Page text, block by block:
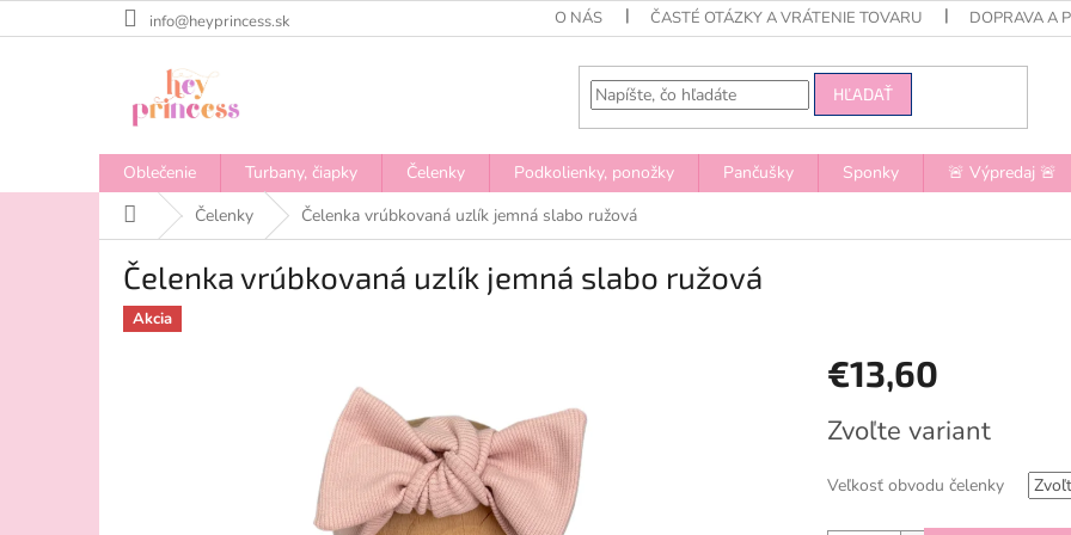
na
info@heyprincess.sk O NÁS ČASTÉ OTÁZKY A VRÁTENIE TOVARU DOPRAVA A
HĽADAŤ
Oblečenie Turbany, čiapky Čelenky Podkolienky, ponožky Pančušky Sponky 🚨 Výpredaj 🚨
DomovČelenky Čelenka vrúbkovaná uzlík jemná slabo ružová
Čelenka vrúbkovaná uzlík jemná slabo ružová
Akcia
€13,60
cena:
Zvoľte variant
Veľkosť obvodu čelenky